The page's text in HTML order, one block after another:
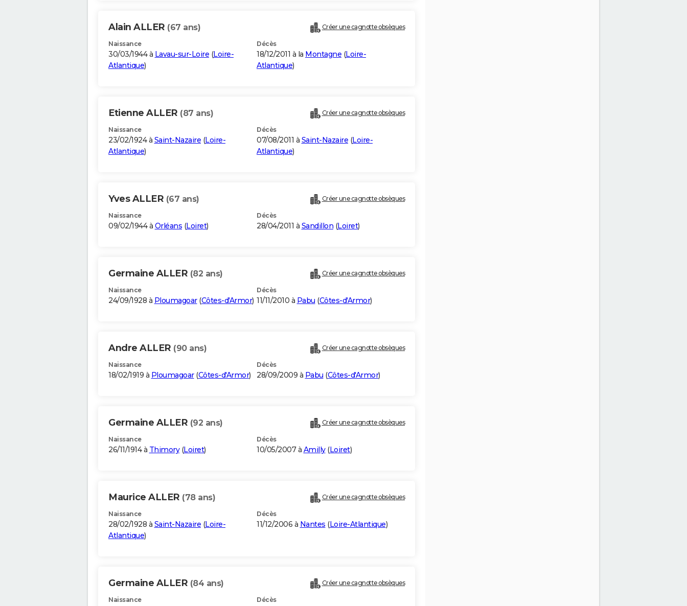
Alain ALLER (67 ans) Créer une cagnotte obsèques
Naissance
30/03/1944 à Lavau-sur-Loire (Loire-
Atlantique)
Décès
18/12/2011 à la Montagne (Loire-
Atlantique)
Etienne ALLER (87 ans) Créer une cagnotte obsèques
Naissance
23/02/1924 à Saint-Nazaire (Loire-
Atlantique)
Décès
07/08/2011 à Saint-Nazaire (Loire-
Atlantique)
Yves ALLER (67 ans) Créer une cagnotte obsèques
Naissance
09/02/1944 à Orléans (Loiret)
Décès
28/04/2011 à Sandillon (Loiret)
Germaine ALLER (82 ans) Créer une cagnotte obsèques
Naissance
24/09/1928 à Ploumagoar(Côtes-d'Armor)
Décès
11/11/2010 à Pabu (Côtes-d'Armor)
Andre ALLER (90 ans) Créer une cagnotte obsèques
Naissance
18/02/1919 à Ploumagoar(Côtes-d'Armor)
Décès
28/09/2009 à Pabu (Côtes-d'Armor)
Germaine ALLER (92 ans) Créer une cagnotte obsèques
Naissance
26/11/1914 à Thimory(Loiret)
Décès
10/05/2007 à Amilly(Loiret)
Maurice ALLER (78 ans) Créer une cagnotte obsèques
Naissance
28/02/1928 à Saint-Nazaire (Loire-
Atlantique)
Décès
11/12/2006 à Nantes (Loire-Atlantique)
Germaine ALLER (84 ans) Créer une cagnotte obsèques
Naissance Décès